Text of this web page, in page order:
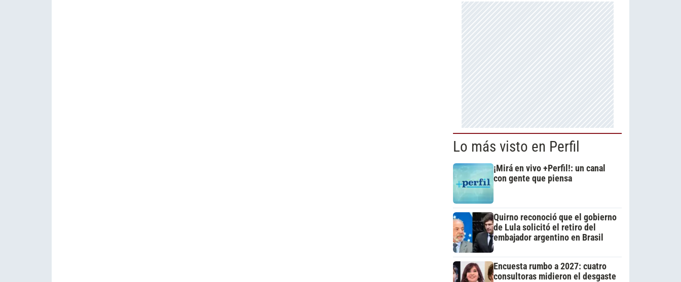
Lo más visto en Perfil
¡Mirá en vivo +Perfil!: un canal
con gente que piensa
Quirno reconoció que el gobierno
de Lula solicitó el retiro del
embajador argentino en Brasil
Encuesta rumbo a 2027: cuatro
consultoras midieron el desgaste